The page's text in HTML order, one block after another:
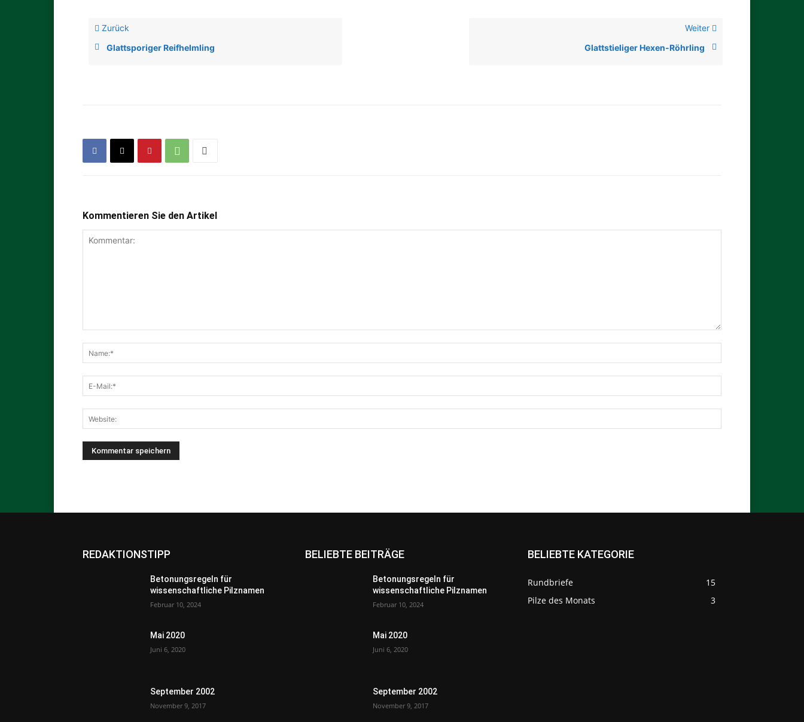
Zurück
Glattsporiger Reifhelmling
Weiter
Glattstieliger Hexen-Röhrling
Kommentieren Sie den Artikel
REDAKTIONSTIPP
Betonungsregeln für
wissenschaftliche Pilznamen
Februar 10, 2024
Mai 2020
Juni 6, 2020
September 2002
November 9, 2017
BELIEBTE BEITRÄGE
Betonungsregeln für
wissenschaftliche Pilznamen
Februar 10, 2024
Mai 2020
Juni 6, 2020
September 2002
November 9, 2017
BELIEBTE KATEGORIE
Rundbriefe
15
Pilze des Monats
3